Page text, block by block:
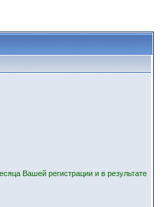
Вашей регистрации и в результате